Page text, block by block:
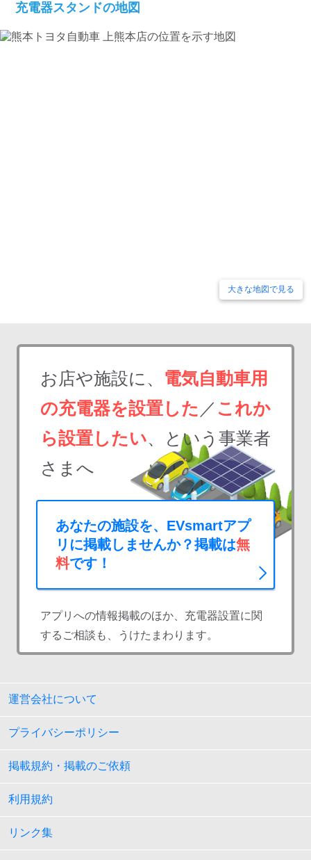
充電器スタンドの地図
大きな地図で見る
お店や施設に、 電気自動車用
の充電器を設置した ／ これか
ら設置したい、という事業者
さまへ
あなたの施設を、EVsmartアプ
リに掲載しませんか？掲載は無
料です！
アプリへの情報掲載のほか、充電器設置に関
するご相談も、うけたまわります。
運営会社について
プライバシーポリシー
掲載規約・掲載のご依頼
利用規約
リンク集